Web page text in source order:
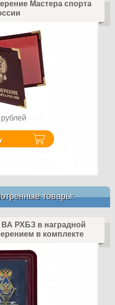
Мастера спорта
рублей
товары:
ВА РХБЗ в наградной
в комплекте